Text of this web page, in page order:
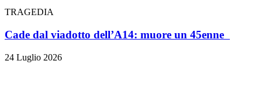
TRAGEDIA
Cade dal viadotto dell’A14: muore un 45enne
24 Luglio 2026